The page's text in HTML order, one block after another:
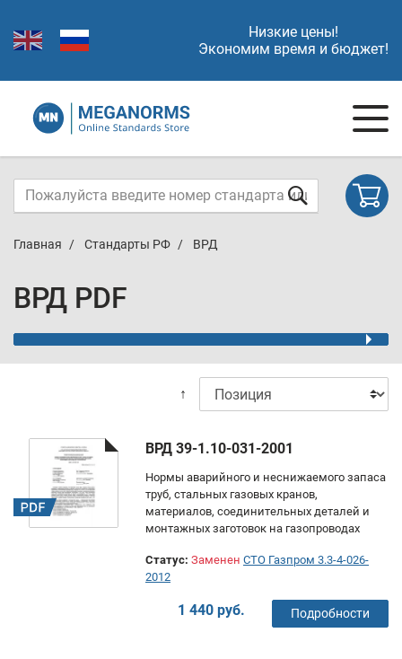
Низкие цены!
Экономим время и бюджет!
Главная Стандарты РФ ВРД
ВРД PDF
↑
ВРД 39-1.10-031-2001
Нормы аварийного и неснижаемого запаса
труб, стальных газовых кранов,
материалов, соединительных деталей и
монтажных заготовок на газопроводах
Статус: Заменен СТО Газпром 3.3-4-026-
2012
1 440 руб. Подробности